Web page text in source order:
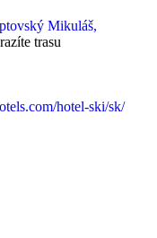
Mikuláš,
trasu
hotel-ski/sk/